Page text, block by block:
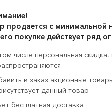
продается с минимальной
покупке действует ряд
числе персональная
в заказ акционные
данный товар
бесплатная доставка